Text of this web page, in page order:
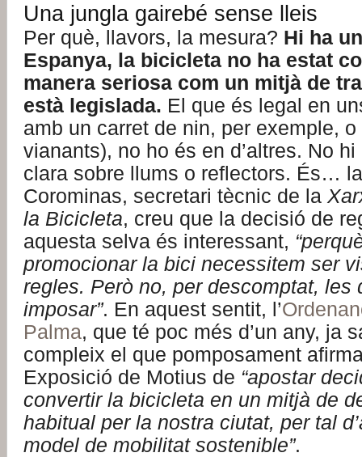
Una jungla gairebé sense lleis
Per què, llavors, la mesura? Hi ha
Espanya, la bicicleta no ha estat
manera seriosa com un mitjà de
està legislada. El que és legal en
amb un carret de nin, per exemple,
vianants), no ho és en d’altres. No
clara sobre llums o reflectors. És…
Corominas, secretari tècnic de la
la Bicicleta, creu que la decisió de
aquesta selva és interessant,
promocionar la bici necessitem ser
regles. Però no, per descomptat, les
imposar”. En aquest sentit, l’
Palma, que té poc més d’un any, ja
compleix el que pomposament
Exposició de Motius de “apostar
convertir la bicicleta en un mitjà de
habitual per la nostra ciutat, per tal
model de mobilitat sostenible”.